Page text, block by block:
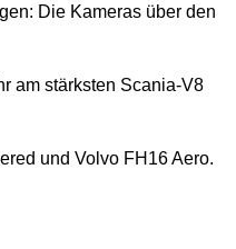
Die Kameras über den
am stärksten Scania-V8
und Volvo FH16 Aero.